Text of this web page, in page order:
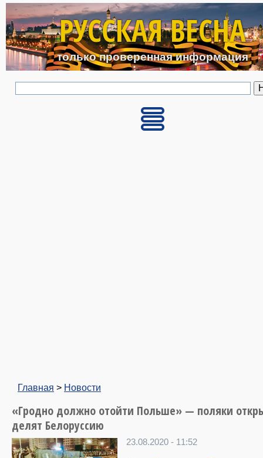
Перейти к основному
РУССКАЯ ВЕСНА
только проверенная информация
Главная > Новости
«Гродно должно отойти Польше» — поляки
делят Белоруссию
23.08.2020 - 11:52